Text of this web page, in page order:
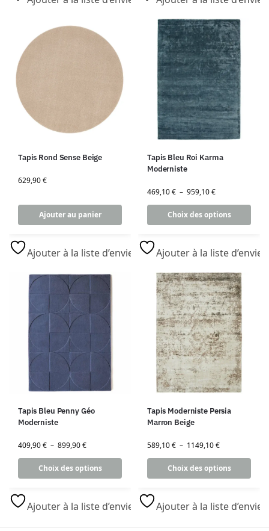
Tapis Rond Sense Beige
629,90€
Ajouter au panier
Ajouter à la liste d’envies
Tapis Bleu Roi Karma
Moderniste
469,10€ – 959,10€
Choix des options
Ajouter à la liste d’envies
Tapis Bleu Penny Géo
Moderniste
409,90€ – 899,90€
Choix des options
Ajouter à la liste d’envies
Tapis Moderniste Persia
Marron Beige
589,10€ – 1149,10€
Choix des options
Ajouter à la liste d’envies